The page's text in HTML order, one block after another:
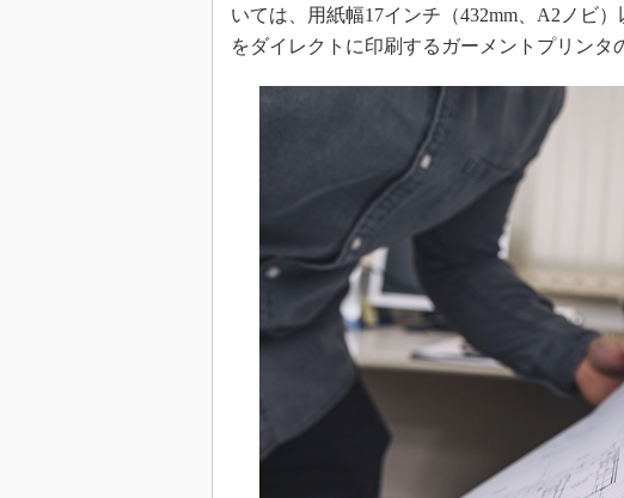
いては、用紙幅17インチ（432mm、A2ノビ
をダイレクトに印刷するガーメントプリンタ